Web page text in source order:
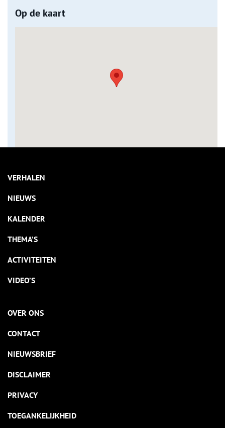
Op de kaart
VERHALEN
NIEUWS
KALENDER
THEMA’S
ACTIVITEITEN
VIDEO’S
OVER ONS
CONTACT
NIEUWSBRIEF
DISCLAIMER
PRIVACY
TOEGANKELIJKHEID